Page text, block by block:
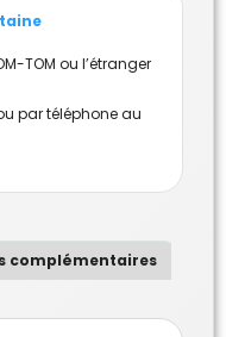
TOM ou l’étranger
par téléphone au
complémentaires